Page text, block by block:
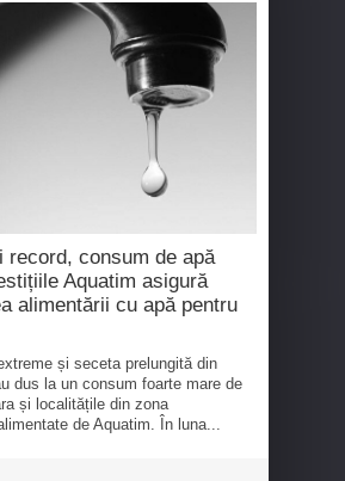
record, consum de apă
Aquatim asigură
alimentării cu apă pentru
și seceta prelungită din
dus la un consum foarte mare de
și localitățile din zona
de Aquatim. În luna...